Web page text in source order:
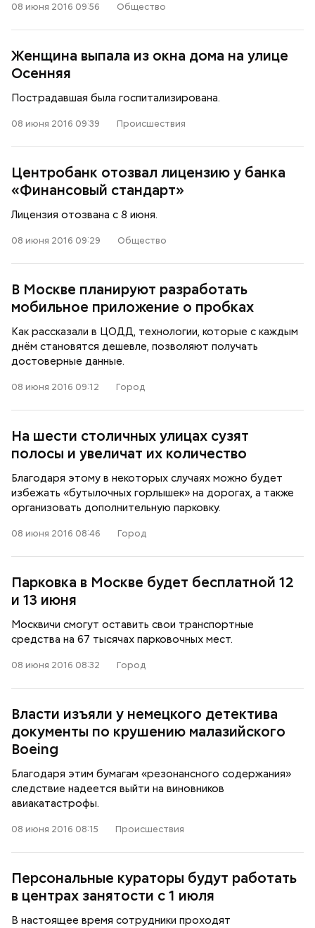
08 июня 2016 09:56 Общество
Женщина выпала из окна дома на улице
Осенняя
Пострадавшая была госпитализирована.
08 июня 2016 09:39 Происшествия
Центробанк отозвал лицензию у банка
«Финансовый стандарт»
Лицензия отозвана с 8 июня.
08 июня 2016 09:29 Общество
В Москве планируют разработать
мобильное приложение о пробках
Как рассказали в ЦОДД, технологии, которые с каждым
днём становятся дешевле, позволяют получать
достоверные данные.
08 июня 2016 09:12 Город
На шести столичных улицах сузят
полосы и увеличат их количество
Благодаря этому в некоторых случаях можно будет
избежать «бутылочных горлышек» на дорогах, а также
организовать дополнительную парковку.
08 июня 2016 08:46 Город
Парковка в Москве будет бесплатной 12
и 13 июня
Москвичи смогут оставить свои транспортные
средства на 67 тысячах парковочных мест.
08 июня 2016 08:32 Город
Власти изъяли у немецкого детектива
документы по крушению малазийского
Boeing
Благодаря этим бумагам «резонансного содержания»
следствие надеется выйти на виновников
авиакатастрофы.
08 июня 2016 08:15 Происшествия
Персональные кураторы будут работать
в центрах занятости с 1 июля
В настоящее время сотрудники проходят